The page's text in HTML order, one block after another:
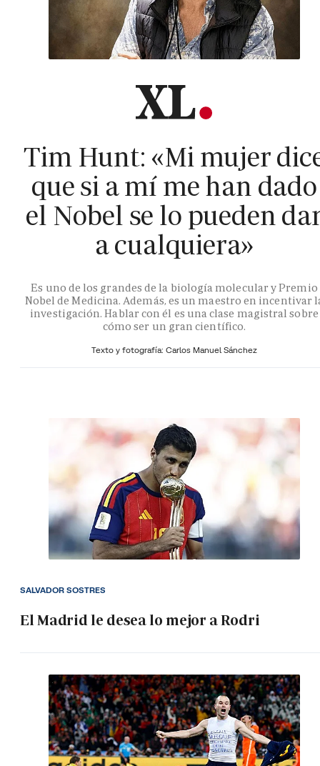
Tim Hunt: «Mi mujer
que si a mí me han dado
el Nobel se lo pueden
a cualquiera»
Es uno de los grandes de la biología molecular y Premio
Nobel de Medicina. Además, es un maestro en incentivar
investigación. Hablar con él es una clase magistral sobre
cómo ser un gran científico.
Texto y fotografía: Carlos Manuel Sánchez
El Madrid le desea lo mejor a Rodri
SALVADOR SOSTRES